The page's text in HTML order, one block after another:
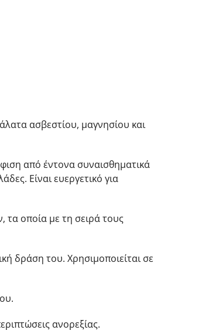
ασβεστίου, μαγνησίου και
από έντονα συναισθηματικά
Είναι ευεργετικό για
τα οποία με τη σειρά τους
δράση του. Χρησιμοποιείται σε
ανορεξίας.